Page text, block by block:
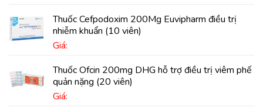
Thuốc Cefpodoxim 200Mg Euvipharm điều trị
nhiễm khuẩn (10 viên)
Giá:
Thuốc Ofcin 200mg DHG hỗ trợ điều trị viêm phế
quản nặng (20 viên)
Giá: